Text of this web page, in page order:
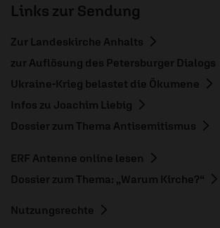
Links zur Sendung
Zur Landeskirche Anhalts
zur Auflösung des Petersburger Dialogs
Ukraine-Krieg belastet die Ökumene
Infos zu Joachim Liebig
Dossier zum Thema Antisemitismus
ERF Antenne online lesen
Dossier zum Thema: „Warum Kirche?“
Nutzungsrechte